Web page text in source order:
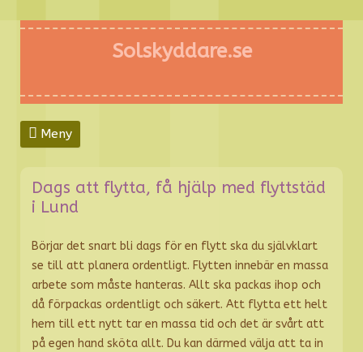
Solskyddare.se
Meny
innehåll
Dags att flytta, få hjälp med flyttstäd
i Lund
Börjar det snart bli dags för en flytt ska du självklart
se till att planera ordentligt. Flytten innebär en massa
arbete som måste hanteras. Allt ska packas ihop och
då förpackas ordentligt och säkert. Att flytta ett helt
hem till ett nytt tar en massa tid och det är svårt att
på egen hand sköta allt. Du kan därmed välja att ta in